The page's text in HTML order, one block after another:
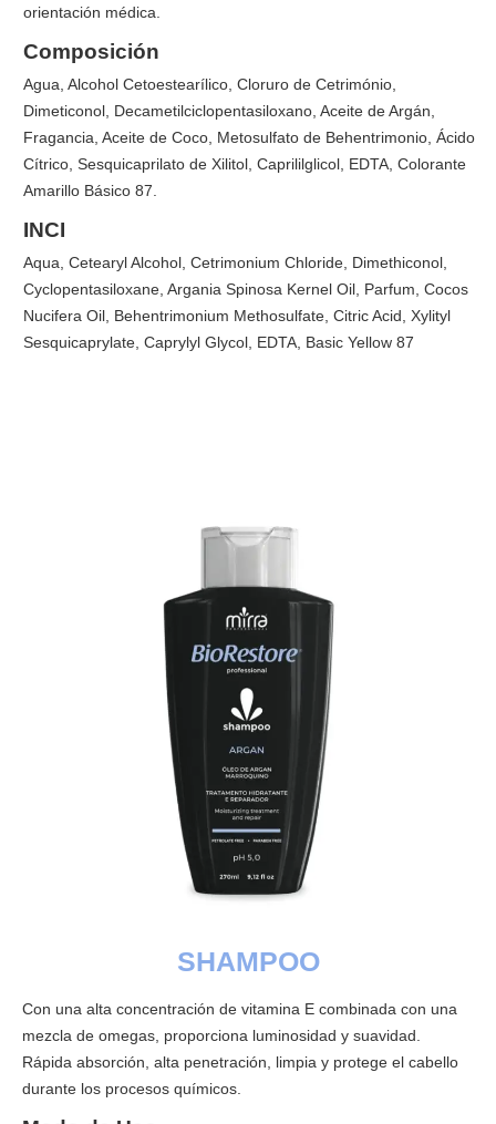
orientación médica.
Composición
Agua, Alcohol Cetoestearílico, Cloruro de Cetrimónio,
Dimeticonol, Decametilciclopentasiloxano, Aceite de Argán,
Fragancia, Aceite de Coco, Metosulfato de Behentrimonio, Ácido
Cítrico, Sesquicaprilato de Xilitol, Caprililglicol, EDTA, Colorante
Amarillo Básico 87.
INCI
Aqua, Cetearyl Alcohol, Cetrimonium Chloride, Dimethiconol,
Cyclopentasiloxane, Argania Spinosa Kernel Oil, Parfum, Cocos
Nucifera Oil, Behentrimonium Methosulfate, Citric Acid, Xylityl
Sesquicaprylate, Caprylyl Glycol, EDTA, Basic Yellow 87
SHAMPOO
Con una alta concentración de vitamina E combinada con una
mezcla de omegas, proporciona luminosidad y suavidad.
Rápida absorción, alta penetración, limpia y protege el cabello
durante los procesos químicos.